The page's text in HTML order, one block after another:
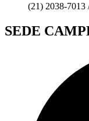
(21) 2038-7013
SEDE